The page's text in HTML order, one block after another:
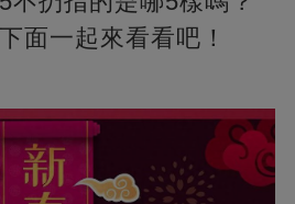
面一起來看看吧！